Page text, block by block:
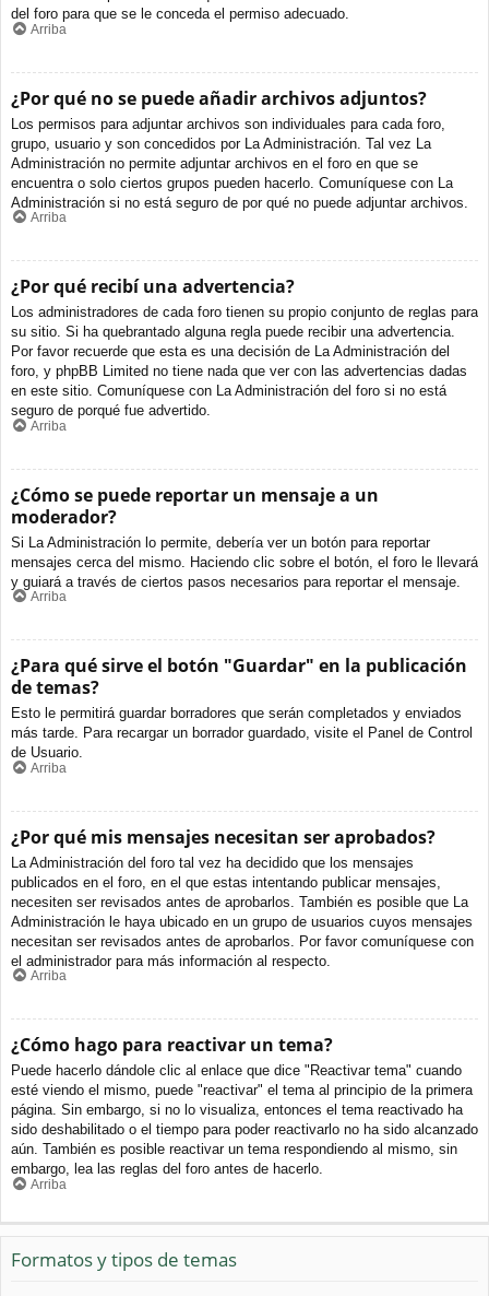
del foro para que se le conceda el permiso adecuado.
Arriba
¿Por qué no se puede añadir archivos adjuntos?
Los permisos para adjuntar archivos son individuales para cada foro,
grupo, usuario y son concedidos por La Administración. Tal vez La
Administración no permite adjuntar archivos en el foro en que se
encuentra o solo ciertos grupos pueden hacerlo. Comuníquese con La
Administración si no está seguro de por qué no puede adjuntar archivos.
Arriba
¿Por qué recibí una advertencia?
Los administradores de cada foro tienen su propio conjunto de reglas para
su sitio. Si ha quebrantado alguna regla puede recibir una advertencia.
Por favor recuerde que esta es una decisión de La Administración del
foro, y phpBB Limited no tiene nada que ver con las advertencias dadas
en este sitio. Comuníquese con La Administración del foro si no está
seguro de porqué fue advertido.
Arriba
¿Cómo se puede reportar un mensaje a un
moderador?
Si La Administración lo permite, debería ver un botón para reportar
mensajes cerca del mismo. Haciendo clic sobre el botón, el foro le llevará
y guiará a través de ciertos pasos necesarios para reportar el mensaje.
Arriba
¿Para qué sirve el botón "Guardar" en la publicación
de temas?
Esto le permitirá guardar borradores que serán completados y enviados
más tarde. Para recargar un borrador guardado, visite el Panel de Control
de Usuario.
Arriba
¿Por qué mis mensajes necesitan ser aprobados?
La Administración del foro tal vez ha decidido que los mensajes
publicados en el foro, en el que estas intentando publicar mensajes,
necesiten ser revisados antes de aprobarlos. También es posible que La
Administración le haya ubicado en un grupo de usuarios cuyos mensajes
necesitan ser revisados antes de aprobarlos. Por favor comuníquese con
el administrador para más información al respecto.
Arriba
¿Cómo hago para reactivar un tema?
Puede hacerlo dándole clic al enlace que dice "Reactivar tema" cuando
esté viendo el mismo, puede "reactivar" el tema al principio de la primera
página. Sin embargo, si no lo visualiza, entonces el tema reactivado ha
sido deshabilitado o el tiempo para poder reactivarlo no ha sido alcanzado
aún. También es posible reactivar un tema respondiendo al mismo, sin
embargo, lea las reglas del foro antes de hacerlo.
Arriba
Formatos y tipos de temas